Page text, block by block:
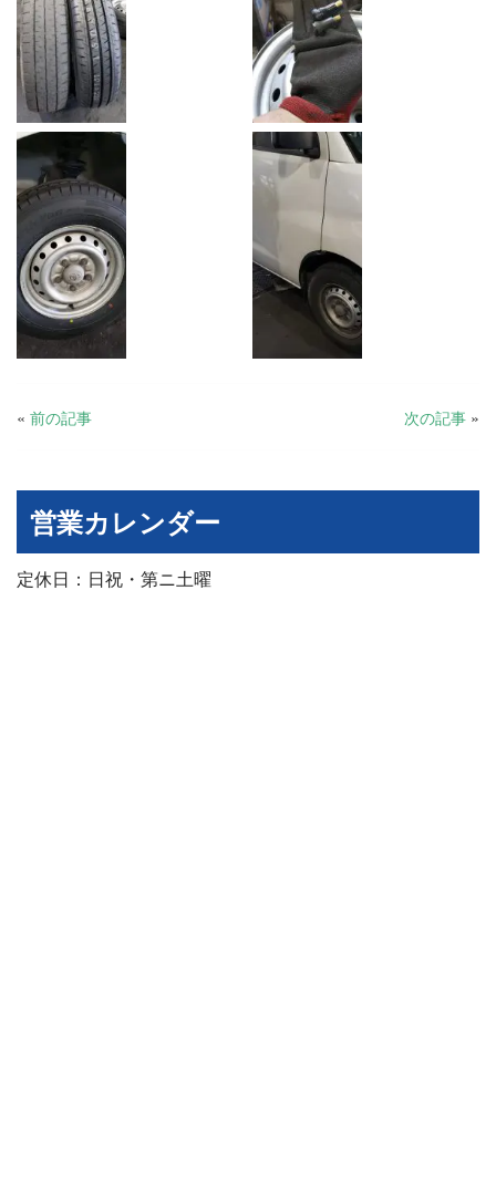
« 前の記事 次の記事 »
営業カレンダー
定休日：日祝・第ニ土曜